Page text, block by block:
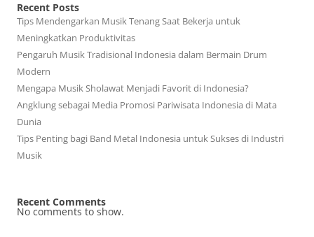
Recent Posts
Tips Mendengarkan Musik Tenang Saat Bekerja untuk
Meningkatkan Produktivitas
Pengaruh Musik Tradisional Indonesia dalam Bermain Drum
Modern
Mengapa Musik Sholawat Menjadi Favorit di Indonesia?
Angklung sebagai Media Promosi Pariwisata Indonesia di Mata
Dunia
Tips Penting bagi Band Metal Indonesia untuk Sukses di Industri
Musik
Recent Comments
No comments to show.